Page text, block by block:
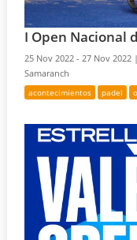
I Open Nacional
25 Nov 2022 - 27 Nov
Samaranch
acontecimientos padel